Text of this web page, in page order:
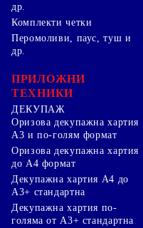
др.
Комплекти четки
Перомоливи, паус, туш и
др.
ПРИЛОЖНИ
ТЕХНИКИ
ДЕКУПАЖ
Оризова декупажна хартия
А3 и по-голям формат
Оризова декупажна хартия
до А4 формат
Декупажна хартия А4 до
А3+ стандартна
Декупажна хартия по-
голяма от А3+ стандартна